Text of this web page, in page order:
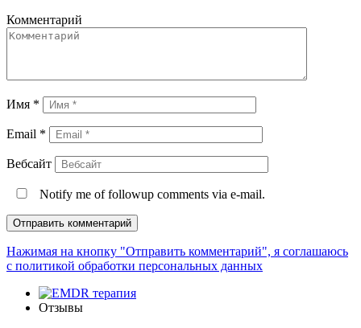
Комментарий
Имя *
Email *
Вебсайт
Notify me of followup comments via e-mail.
Нажимая на кнопку "Отправить комментарий", я соглашаюсь
с политикой обработки персональных данных
Отзывы